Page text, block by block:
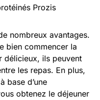
Prozis
nombreux avantages.
bien commencer la
délicieux, ils peuvent
les repas. En plus,
base d’une
obtenez le déjeuner